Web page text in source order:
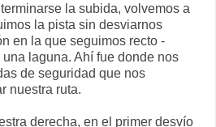
la subida, volvemos a
la pista sin desviarnos
en la que seguimos recto -
laguna. Ahí fue donde nos
de seguridad que nos
nuestra ruta.
derecha, en el primer desvío